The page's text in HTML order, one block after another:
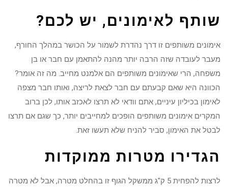
שותף לאימונים, יש לכם?
אימונים משותפים זו דרך נהדרת לשמור על הכושר במהלך החורף,
מעבר לעובדה שזה הרבה יותר מהנה להתאמן עם חבר או בן
משפחה, הרי שאימונים משותפים הם אלמנט מחייב. מה זה אומר?
הכוונה היא שאם קבעתם עם חבר לצאת לריצה, ואותו חבר מצפה
לאימון בכיליון עיניים, אתם וודאי לא תרצו לאכזב אותו, לכן ברוב
המקרים אימונים משותפים הופכים למחייבים יותר, כך שגם אם תרצו
לבטל את האימון, סביר להניח שלא תעשו זאת.
הגדירו מטרות ממוקדות
לרצות להפחית 5 ק"ג ממשקל הגוף זו בהחלט מטרה, אבל לא מטרה